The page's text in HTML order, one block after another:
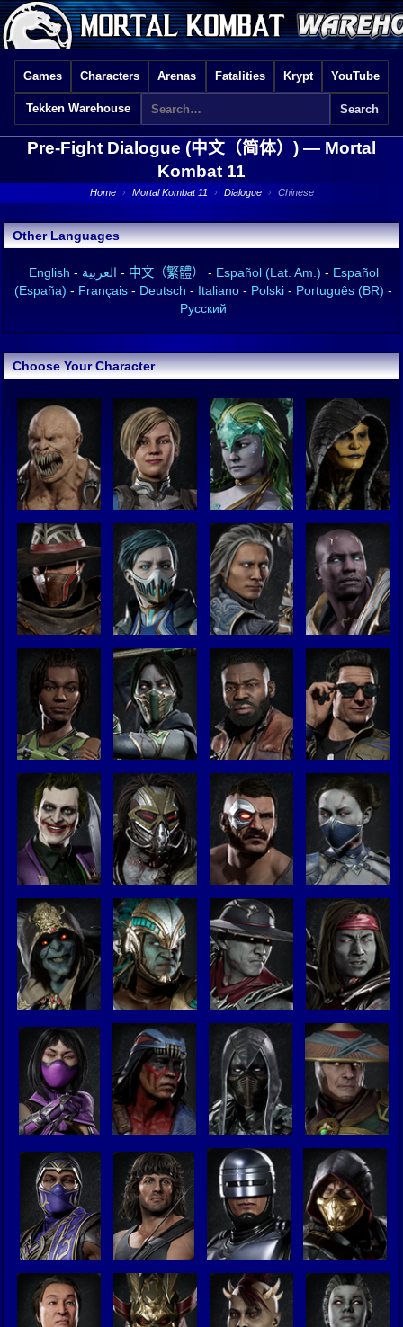
Games Characters Arenas Fatalities Krypt YouTube
Tekken Warehouse
Pre-Fight Dialogue (中文（简体）) — Mortal
Kombat 11
Home › Mortal Kombat 11 › Dialogue › Chinese
Other Languages
English - العربية - 中文（繁體） - Español (Lat. Am.) - Español
(España) - Français - Deutsch - Italiano - Polski - Português (BR) -
Русский
Choose Your Character